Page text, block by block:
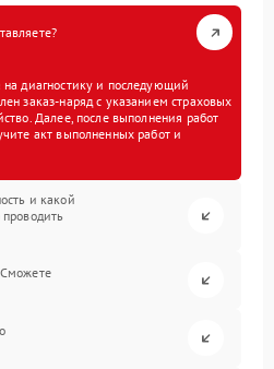
на диагностику и последующий
заказ-наряд с указанием страховых
Далее, после выполнения работ
акт выполненных работ и
и какой